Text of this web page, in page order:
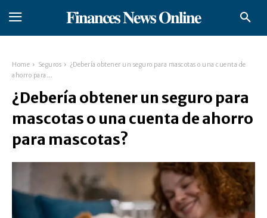
𝐅𝐢𝐧𝐚𝐧𝐜𝐞𝐬 𝐍𝐞𝐰𝐬 𝐎𝐧𝐥𝐢𝐧𝐞
Home Seguros
¿Debería obtener un seguro para mascotas o una cuenta de
ahorro para...
¿Debería obtener un seguro para
mascotas o una cuenta de ahorro
para mascotas?